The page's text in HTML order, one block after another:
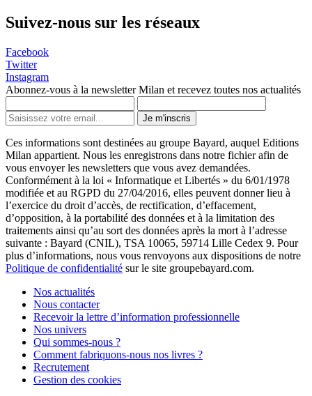
Suivez-nous sur les réseaux
Facebook
Twitter
Instagram
Abonnez-vous à la newsletter Milan et recevez toutes nos actualités
Je m'inscris
Ces informations sont destinées au groupe Bayard, auquel Editions
Milan appartient. Nous les enregistrons dans notre fichier afin de
vous envoyer les newsletters que vous avez demandées.
Conformément à la loi « Informatique et Libertés » du 6/01/1978
modifiée et au RGPD du 27/04/2016, elles peuvent donner lieu à
l’exercice du droit d’accès, de rectification, d’effacement,
d’opposition, à la portabilité des données et à la limitation des
traitements ainsi qu’au sort des données après la mort à l’adresse
suivante : Bayard (CNIL), TSA 10065, 59714 Lille Cedex 9. Pour
plus d’informations, nous vous renvoyons aux dispositions de notre
Politique de confidentialité sur le site groupebayard.com.
Nos actualités
Nous contacter
Recevoir la lettre d’information professionnelle
Nos univers
Qui sommes-nous ?
Comment fabriquons-nous nos livres ?
Recrutement
Gestion des cookies